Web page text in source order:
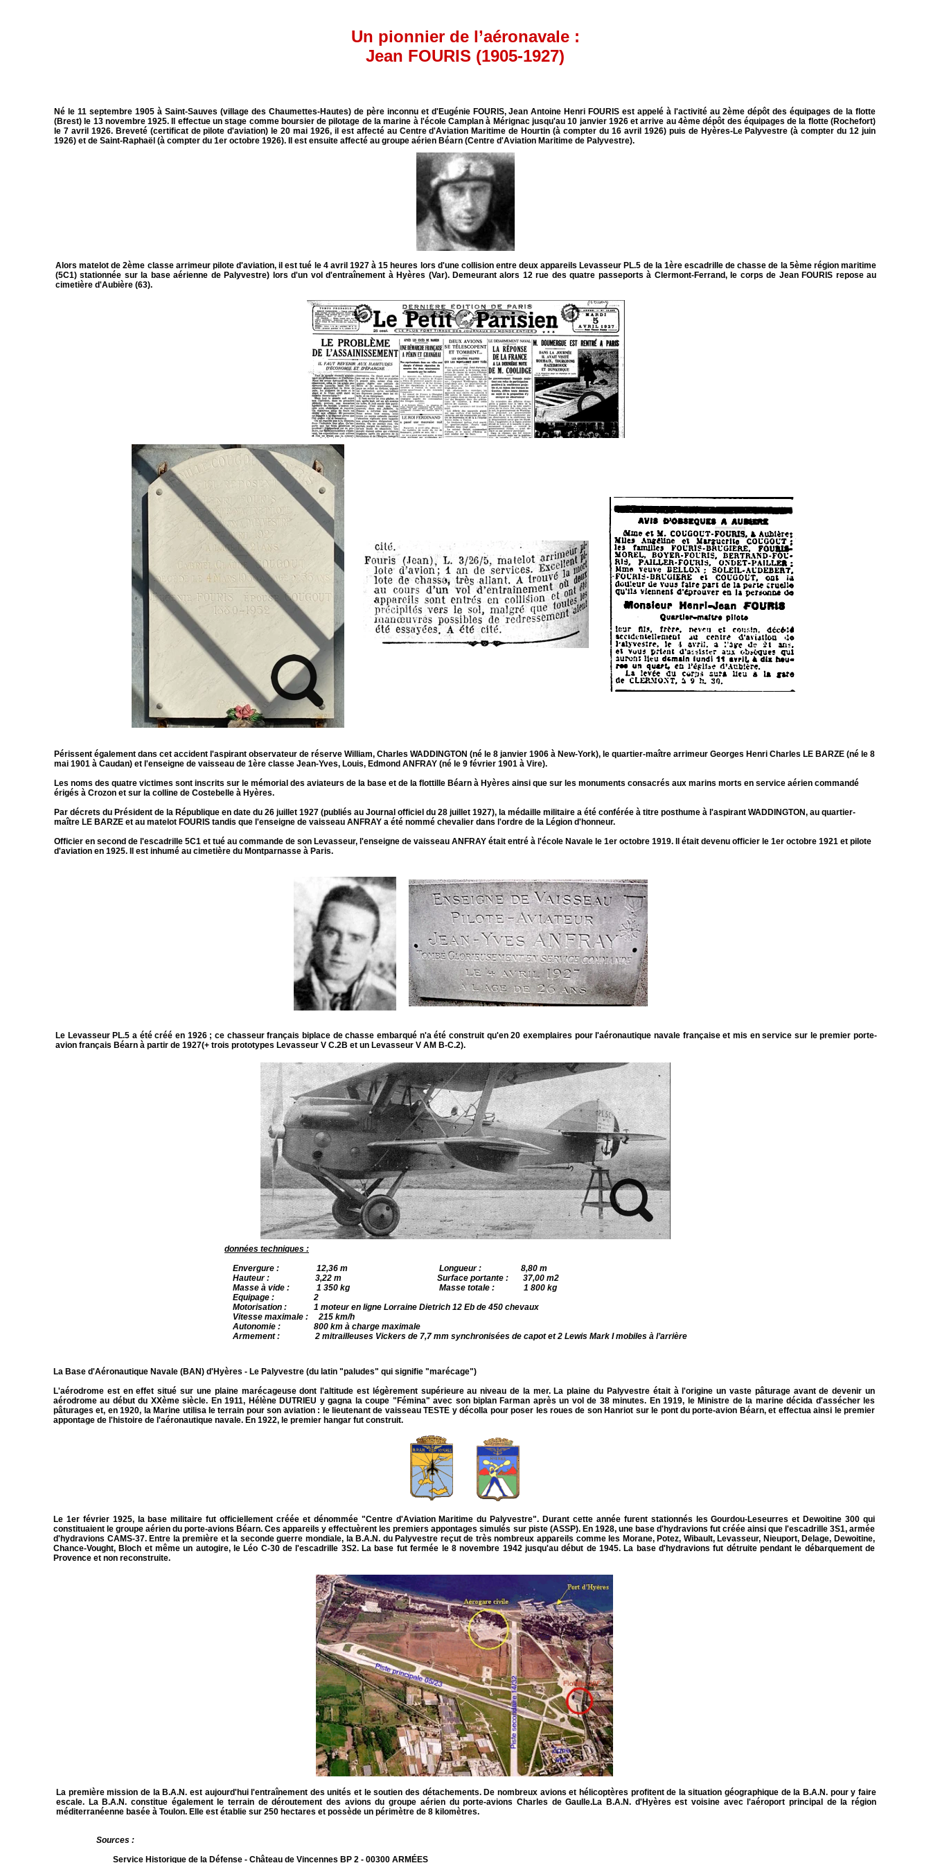
Un pionnier de l’aéronavale :
Jean FOURIS (1905-1927)
Né le 11 septembre 1905 à Saint-Sauves (village des Chaumettes-Hautes) de père inconnu et d'Eugénie FOURIS, Jean Antoine Henri FOURIS est appelé à l'activité au 2ème dépôt des équipages de la flotte
(Brest) le 13 novembre 1925. Il effectue un stage comme boursier de pilotage de la marine à l'école Camplan à Mérignac jusqu'au 10 janvier 1926 et arrive au 4ème dépôt des équipages de la flotte (Rochefort)
le 7 avril 1926. Breveté (certificat de pilote d'aviation) le 20 mai 1926, il est affecté au Centre d'Aviation Maritime de Hourtin (à compter du 16 avril 1926) puis de Hyères-Le Palyvestre (à compter du 12 juin
1926) et de Saint-Raphaël (à compter du 1er octobre 1926). Il est ensuite affecté au groupe aérien Béarn (Centre d'Aviation Maritime de Palyvestre).
Alors matelot de 2ème classe arrimeur pilote d'aviation, il est tué le 4 avril 1927 à 15 heures lors d'une collision entre deux appareils Levasseur PL.5 de la 1èreescadrille de chasse de la 5ème région maritime
(5C1) stationnée sur la base aérienne de Palyvestre) lors d'un vol d'entraînement à Hyères (Var). Demeurant alors 12 rue des quatre passeports à Clermont-Ferrand, le corps de Jean FOURIS repose au
cimetière d'Aubière (63).
Périssent également dans cet accident l'aspirant observateur de réserve William, Charles WADDINGTON (né le 8 janvier 1906 à New-York), le quartier-maître arrimeur Georges Henri Charles LE BARZE (né le 8
mai 1901 à Caudan) et l'enseigne de vaisseau de 1ère classe Jean-Yves, Louis, Edmond ANFRAY (né le 9 février 1901 à Vire).
Les noms des quatre victimes sont inscrits sur le mémorial des aviateurs de la base et de la flottille Béarn à Hyères ainsi que sur les monuments consacrés aux marins morts en service aérien commandé
érigés à Crozon et sur la colline de Costebelle à Hyères.
Par décrets du Président de la République en date du 26 juillet 1927 (publiés au Journal officiel du 28 juillet 1927), la médaille militaire a été conférée à titre posthume à l'aspirant WADDINGTON, au quartier-
maître LE BARZE et au matelot FOURIS tandis que l'enseigne de vaisseau ANFRAY a été nommé chevalier dans l'ordre de la Légion d'honneur.
Officier en second de l'escadrille 5C1 et tué au commande de son Levasseur, l'enseigne de vaisseau ANFRAY était entré à l'école Navale le 1er octobre 1919. Il était devenu officier le 1er octobre 1921 et pilote
d'aviation en 1925. Il est inhumé au cimetière du Montparnasse à Paris.
Le Levasseur PL.5 a été créé en 1926 ; ce chasseur français biplace de chasse embarqué n'a été construit qu'en 20 exemplaires pour l'aéronautique navale française et mis en service sur le premier porte-
avion français Béarn à partir de 1927(+ trois prototypes Levasseur V C.2B et un Levasseur V AM B-C.2).
données techniques :
Envergure : 12,36 m Longueur : 8,80 m
Hauteur : 3,22 m Surface portante : 37,00 m2
Masse à vide : 1 350 kg Masse totale : 1 800 kg
Equipage : 2
Motorisation : 1 moteur en ligne Lorraine Dietrich 12 Eb de 450 chevaux
Vitesse maximale : 215 km/h
Autonomie : 800 km à charge maximale
Armement : 2 mitrailleuses Vickers de 7,7 mm synchronisées de capot et 2 Lewis Mark I mobiles à l’arrière
La Base d'Aéronautique Navale (BAN) d'Hyères - Le Palyvestre (du latin "paludes" qui signifie "marécage")
L'aérodrome est en effet situé sur une plaine marécageuse dont l'altitude est légèrement supérieure au niveau de la mer. La plaine du Palyvestre était à l'origine un vaste pâturage avant de devenir un
aérodrome au début du XXèmesiècle. En 1911, Hélène DUTRIEU y gagna la coupe "Fémina" avec son biplan Farman après un vol de 38 minutes. En 1919, le Ministre de la marine décida d'assécher les
pâturages et, en 1920, la Marine utilisa le terrain pour son aviation : le lieutenant de vaisseau TESTE y décolla pour poser les roues de son Hanriot sur le pont du porte-avion Béarn, et effectua ainsi le premier
appontage de l'histoire de l'aéronautique navale. En 1922, le premier hangar fut construit.
Le 1erfévrier 1925, la base militaire fut officiellement créée et dénommée "Centre d'Aviation Maritime du Palyvestre". Durant cette année furent stationnés les Gourdou-Leseurres et Dewoitine 300 qui
constituaient le groupe aérien du porte-avions Béarn. Ces appareils y effectuèrent les premiers appontages simulés sur piste (ASSP). En 1928, une base d'hydravions fut créée ainsi que l'escadrille 3S1, armée
d'hydravions CAMS-37. Entre la première et la seconde guerre mondiale, la B.A.N. du Palyvestre reçut de très nombreux appareils comme les Morane, Potez, Wibault, Levasseur, Nieuport, Delage, Dewoitine,
Chance-Vought, Bloch et même un autogire, le Léo C-30 de l'escadrille 3S2. La base fut fermée le 8 novembre 1942 jusqu'au début de 1945. La base d'hydravions fut détruite pendant le débarquement de
Provence et non reconstruite.
La première mission de la B.A.N. est aujourd'hui l'entraînement des unités et le soutien des détachements. De nombreux avions et hélicoptères profitent de la situation géographique de la B.A.N. pour y faire
escale. La B.A.N. constitue également le terrain de déroutement des avions du groupe aérien du porte-avions Charles de Gaulle.La B.A.N. d'Hyères est voisine avec l'aéroport principal de la région
méditerranéenne basée à Toulon. Elle est établie sur 250 hectares et possède un périmètre de 8 kilomètres.
Sources :
Service Historique de la Défense - Château de Vincennes BP 2 - 00300 ARMÉES